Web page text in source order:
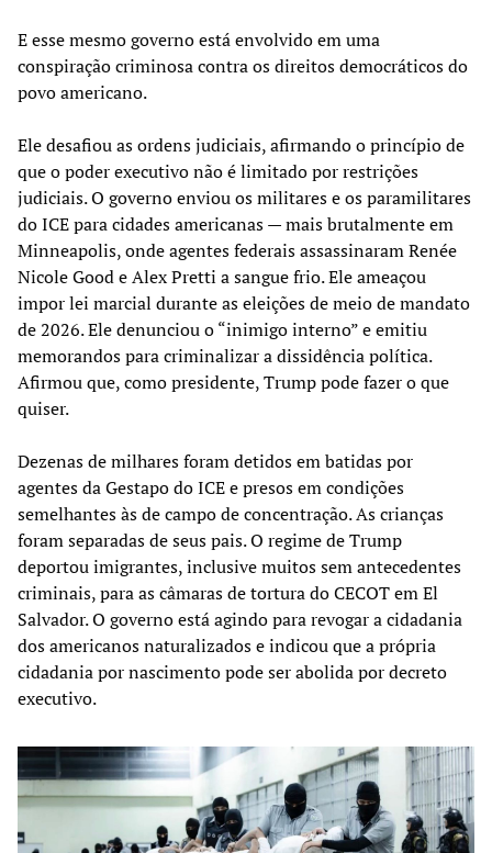
E esse mesmo governo está envolvido em uma
conspiração criminosa contra os direitos democráticos do
povo americano.
Ele desafiou as ordens judiciais, afirmando o princípio de
que o poder executivo não é limitado por restrições
judiciais. O governo enviou os militares e os paramilitares
do ICE para cidades americanas — mais brutalmente em
Minneapolis, onde agentes federais assassinaram Renée
Nicole Good e Alex Pretti a sangue frio. Ele ameaçou
impor lei marcial durante as eleições de meio de mandato
de 2026. Ele denunciou o “inimigo interno” e emitiu
memorandos para criminalizar a dissidência política.
Afirmou que, como presidente, Trump pode fazer o que
quiser.
Dezenas de milhares foram detidos em batidas por
agentes da Gestapo do ICE e presos em condições
semelhantes às de campo de concentração. As crianças
foram separadas de seus pais. O regime de Trump
deportou imigrantes, inclusive muitos sem antecedentes
criminais, para as câmaras de tortura do CECOT em El
Salvador. O governo está agindo para revogar a cidadania
dos americanos naturalizados e indicou que a própria
cidadania por nascimento pode ser abolida por decreto
executivo.